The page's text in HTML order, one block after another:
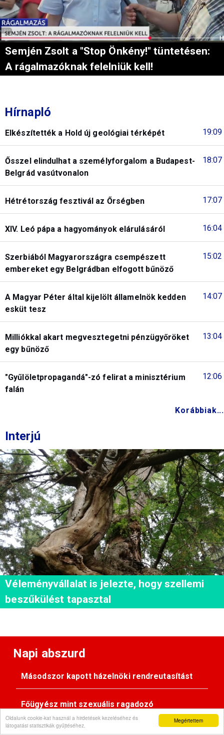
Megértettem
Oldalunk cookie-kat használ a hirdetések kezeléséhez és
látogatási statisztikák gyűjtéséhez.
Semjén Zsolt a "Stop Önkény!" tüntetésen:
A rágalmazóknak felelniük kell!
Hírnapló
19:09
Elkészítették a Hold új geológiai térképét
18:07
Ősszel elindulhat a személyforgalom a Budapest-
Belgrád vasútvonalon
17:07
Hétrétország fesztivál az Őrségben
16:04
XIV. Leó pápa a hagyományok elárulásáról
15:02
Szerbiából Magyarországra csempészett
embereket egy Belgrádban elfogott bűnöző
14:07
A Magyar Péter által kijelölt államelnök kedden
esküt tesz
13:04
Milliókkal akart megvesztegetni pénzügyőröket
egy bűnöző
12:06
"Gyűlöletpropagandá"-zó felirat a minisztérium
falán
Korábbiak...
Interjú
Véleményvállalat is jelezte, hogy szellemi
beszűkülést tapasztal
Napi abszurd
Másodszor kapott házelnöki rendreutasítást
Főügyész mint szexuális ragadozó
Pimasz önkényúr